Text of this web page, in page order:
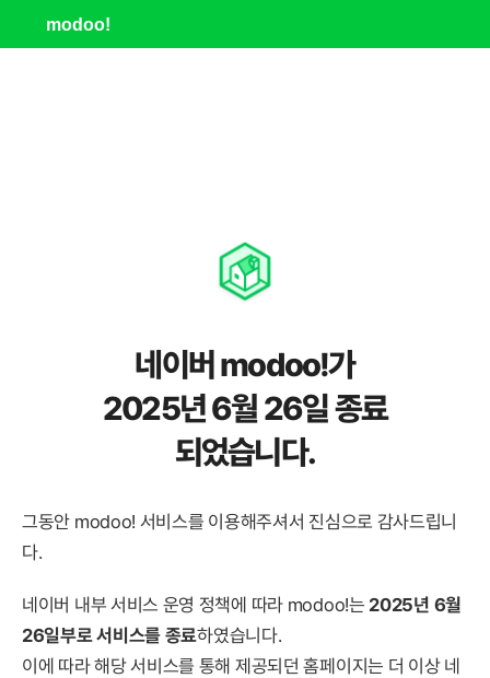
modoo!
네이버 modoo!가
2025년 6월 26일 종료
되었습니다.
그동안 modoo! 서비스를 이용해주셔서 진심으로 감사드립니
다.
네이버 내부 서비스 운영 정책에 따라 modoo!는 2025년 6월
26일부로 서비스를 종료하였습니다.
이에 따라 해당 서비스를 통해 제공되던 홈페이지는 더 이상 네